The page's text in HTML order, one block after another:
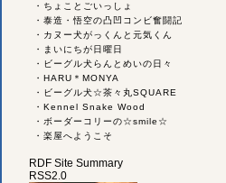
・ ちょことごいっしょ
・ 泰造・悟空の凸凹コンビ奮闘記
・ カヌー犬がっくんと元気くん
・
まいにちが日曜日
・
ビーグル犬らんとめいの日々
・ HARU＊MONYA
・
ビーグル犬☆茶々丸SQUARE
・ Kennel Snake Wood
・ ボーダーコリーの☆smile☆
・ 楽屋へようこそ
RDF Site Summary
RSS2.0